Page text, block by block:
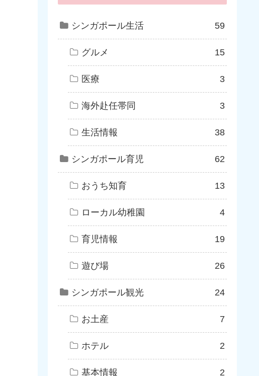
シンガポール生活 59
グルメ 15
医療 3
海外赴任帯同 3
生活情報 38
シンガポール育児 62
おうち知育 13
ローカル幼稚園 4
育児情報 19
遊び場 26
シンガポール観光 24
お土産 7
ホテル 2
基本情報 2